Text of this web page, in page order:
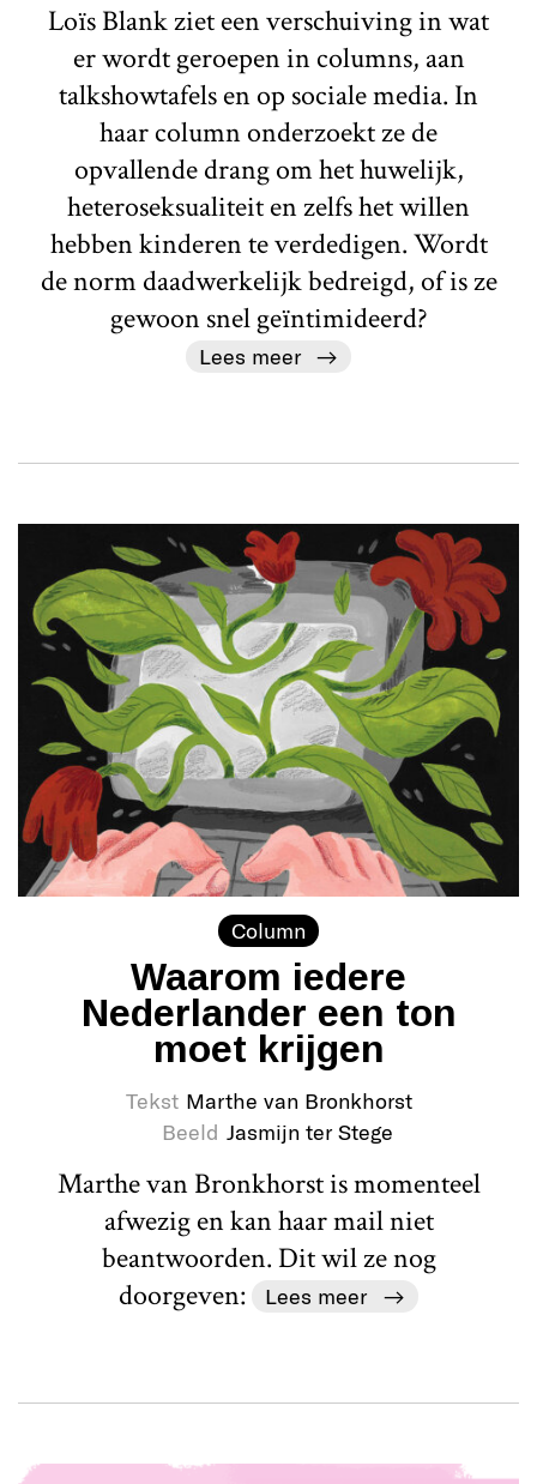
Loïs Blank ziet een verschuiving in wat
er wordt geroepen in columns, aan
talkshowtafels en op sociale media. In
haar column onderzoekt ze de
opvallende drang om het huwelijk,
heteroseksualiteit en zelfs het willen
hebben kinderen te verdedigen. Wordt
de norm daadwerkelijk bedreigd, of is ze
gewoon snel geïntimideerd?
Lees meer
Column
Waarom iedere
Nederlander een ton
moet krijgen
Tekst Marthe van Bronkhorst
Beeld Jasmijn ter Stege
Marthe van Bronkhorst is momenteel
afwezig en kan haar mail niet
beantwoorden. Dit wil ze nog
doorgeven:
Lees meer